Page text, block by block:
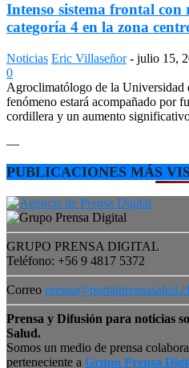
Intenso sistema frontal con
categoría 4 en la zona
Noticias Eric Villaseñor - julio 15,
0
Agroclimatólogo de la Universidad
fenómeno estará acompañado por
cordillera y un aumento
—
PUBLICACIONES MÁS
GRUPO PRENSA DIGITAL
Teléfono: +56 9 4817 5372
Correo prensa@portalprensasalud.cl
Prensa y Difusión para noticias
Salud.
Somos un medio de prensa
perteneciente a Grupo Prensa